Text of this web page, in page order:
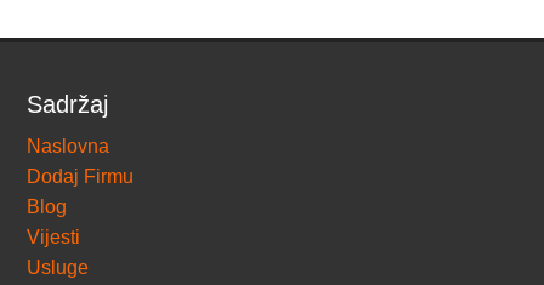
Sadržaj
Naslovna
Dodaj Firmu
Blog
Vijesti
Usluge